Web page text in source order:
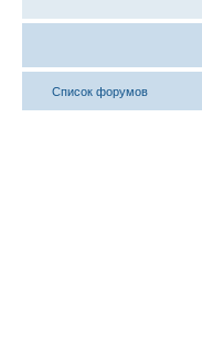
Список форумов